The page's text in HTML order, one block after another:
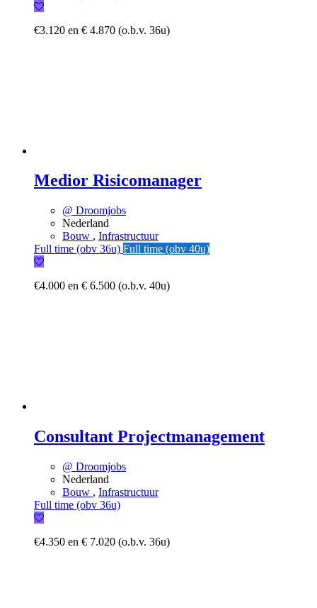
€3.120 en € 4.870 (o.b.v. 36u)
Medior Risicomanager
@ Droomjobs
Nederland
Bouw , Infrastructuur
Full time (obv 36u) Full time (obv 40u)
€4.000 en € 6.500 (o.b.v. 40u)
Consultant Projectmanagement
@ Droomjobs
Nederland
Bouw , Infrastructuur
Full time (obv 36u)
€4.350 en € 7.020 (o.b.v. 36u)